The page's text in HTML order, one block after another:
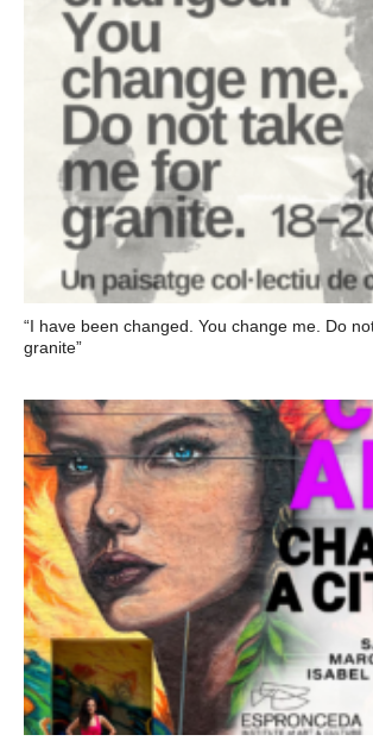
“I have been changed. You change me. Do
granite”